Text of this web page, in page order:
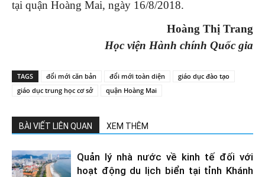
tại quận Hoàng Mai, ngày 16/8/2018.
Hoàng Thị Trang
Học viện Hành chính Quốc gia
TAGS đổi mới căn bản đổi mới toàn diện
giáo dục đào tạo
giáo dục trung học cơ sở
quận Hoàng Mai
BÀI VIẾT LIÊN QUAN XEM THÊM
Quản lý nhà nước về kinh tế đối với
hoạt động du lịch biển tại tỉnh Khánh